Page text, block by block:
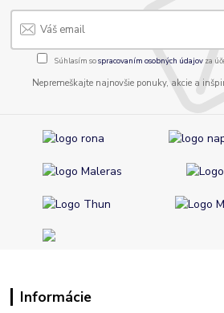
Súhlasím sospracovaním osobných údajov za
Nepremeškajte najnovšie ponuky, akcie a
Informácie